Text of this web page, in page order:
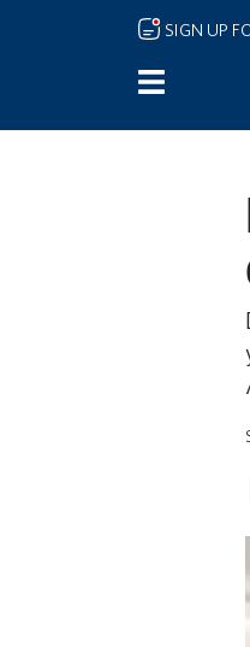
Skip to main content
SIGN UP